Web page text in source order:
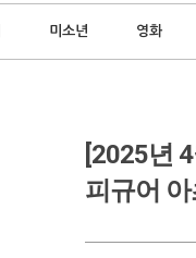
미소년 영화
[2025년
피규어 아